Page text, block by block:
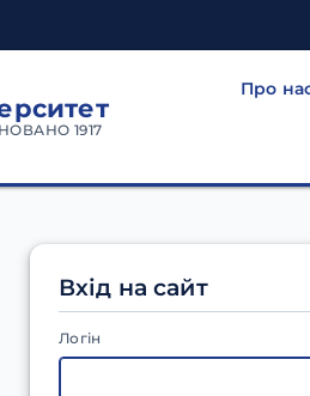
1917
Про
Вхід на сайт
Логін